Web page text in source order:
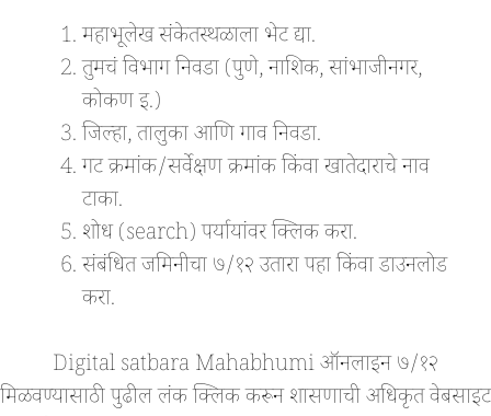
महाभूलेख संकेतस्थळाला भेट द्या.
तुमचं विभाग निवडा (पुणे, नाशिक, सांभाजीनगर,
कोकण इ.)
जिल्हा, तालुका आणि गाव निवडा.
गट क्रमांक/सर्वेक्षण क्रमांक किंवा खातेदाराचे नाव
टाका.
शोध (search) पर्यायांवर क्लिक करा.
संबंधित जमिनीचा ७/१२ उतारा पहा किंवा डाउनलोड
करा.
Digital satbara Mahabhumi ऑनलाइन ७/१२
मिळवण्यासाठी पुढील लंक क्लिक करून शासणाची अधिकृत वेबसाइट